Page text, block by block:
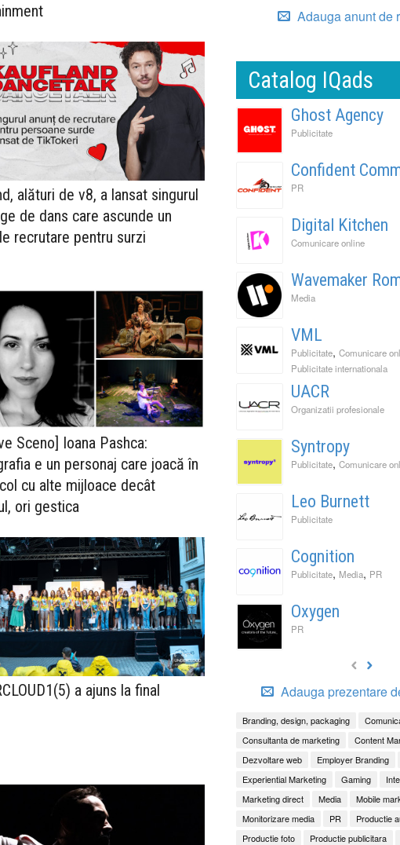
alături de v8, a lansat singurul
de dans care ascunde un
recrutare pentru surzi
Sceno] Ioana Pashca:
e un personaj care joacă în
cu alte mijloace decât
ori gestica
a ajuns la final
Adauga anunt de
Catalog IQads
Ghost Agency
Publicitate
Confident
PR
Digital Kitchen
Comunicare online
Wavemaker
Media
VML
Publicitate, Comunicare
Publicitate internationala
UACR
Organizatii profesionale
Syntropy
Publicitate, Comunicare
Leo Burnett
Publicitate
Cognition
Publicitate, Media, PR
Oxygen
PR
Adauga prezentare
Branding, design, packaging
Consultanta de marketing
Content
Dezvoltare web
Employer Branding
Experiential Marketing
Gaming
Marketing direct
Media
Mobile
Monitorizare media
PR
Productie
Productie foto
Productie publicitara